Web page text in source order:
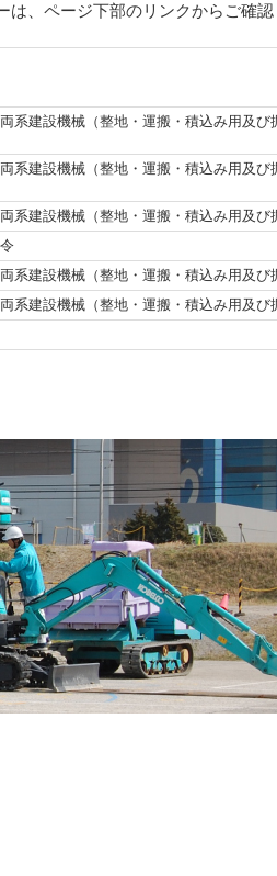
は、ページ下部のリンクからご確認
系建設機械（整地・運搬・積込み用及び
系建設機械（整地・運搬・積込み用及び
系建設機械（整地・運搬・積込み用及び
系建設機械（整地・運搬・積込み用及び
系建設機械（整地・運搬・積込み用及び